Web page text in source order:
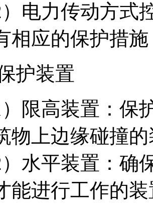
）电力传动方
相应的保护措施
护装置
）限高装置：
物上边缘碰撞
）水平装置：
能进行工作的